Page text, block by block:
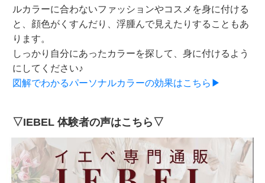
ルカラーに合わないファッションやコスメを身に付ける
と、顔色がくすんだり、浮腫んで見えたりすることもあ
ります。
しっかり自分にあったカラーを探して、身に付けるよう
にしてください♪
図解でわかるパーソナルカラーの効果はこちら▶
▽IEBEL 体験者の声はこちら▽